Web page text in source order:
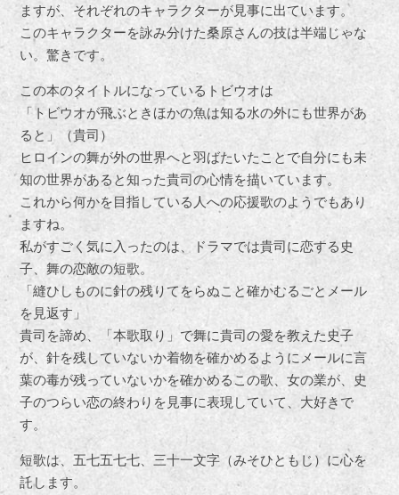
ますが、それぞれのキャラクターが見事に出ています。
このキャラクターを詠み分けた桑原さんの技は半端じゃな
い。驚きです。
この本のタイトルになっているトビウオは
「トビウオが飛ぶときほかの魚は知る水の外にも世界があ
ると」（貴司）
ヒロインの舞が外の世界へと羽ばたいたことで自分にも未
知の世界があると知った貴司の心情を描いています。
これから何かを目指している人への応援歌のようでもあり
ますね。
私がすごく気に入ったのは、ドラマでは貴司に恋する史
子、舞の恋敵の短歌。
「縫ひしものに針の残りてをらぬこと確かむるごとメール
を見返す」
貴司を諦め、「本歌取り」で舞に貴司の愛を教えた史子
が、針を残していないか着物を確かめるようにメールに言
葉の毒が残っていないかを確かめるこの歌、女の業が、史
子のつらい恋の終わりを見事に表現していて、大好きで
す。
短歌は、五七五七七、三十一文字（みそひともじ）に心を
託します。